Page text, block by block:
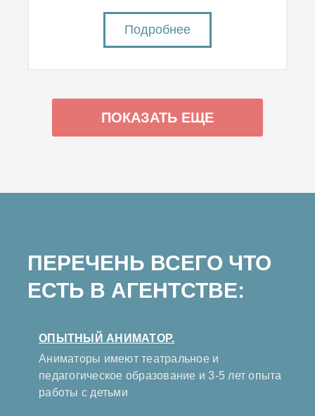
Подробнее
ПОКАЗАТЬ ЕЩЕ
ПЕРЕЧЕНЬ ВСЕГО ЧТО
ЕСТЬ В АГЕНТСТВЕ:
ОПЫТНЫЙ АНИМАТОР.
Аниматоры имеют театральное и
педагогическое образование и 3-5 лет опыта
работы с детьми